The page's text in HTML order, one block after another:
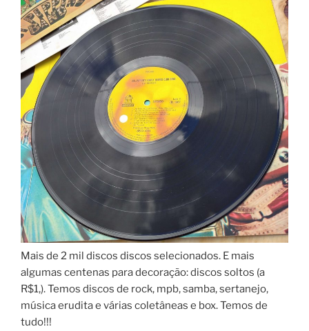
Mais de 2 mil discos discos selecionados. E mais
algumas centenas para decoração: discos soltos (a
R$1,). Temos discos de rock, mpb, samba, sertanejo,
música erudita e várias coletâneas e box. Temos de
tudo!!!